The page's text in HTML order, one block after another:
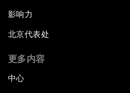
影响力
北京代表处
更多内容
中心